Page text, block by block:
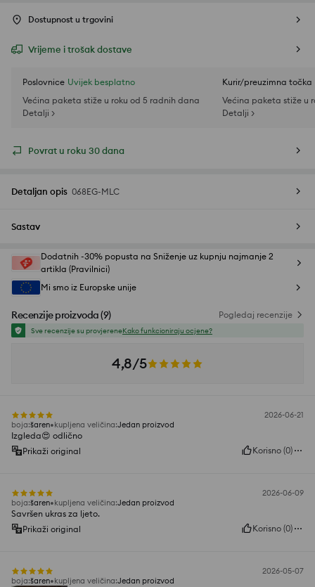
Dostupnost u trgovini
Vrijeme i trošak dostave
Poslovnice Uvijek besplatno
Većina paketa stiže u roku od 5 radnih dana
Detalji >
Kurir/preuzimna točka
Većina paketa stiže u
Detalji >
Povrat u roku 30 dana
Detaljan opis 068EG-MLC
Sastav
Dodatnih -30% popusta na Sniženje uz kupnju najmanje 2
artikla (Pravilnici)
Mi smo iz Europske unije
Recenzije proizvoda(9) Pogledaj recenzije
Sve recenzije su provjereneKako funkcioniraju ocjene?
4,8/5
2026-06-21
boja:šaren kupljena veličina:Jedan proizvod
Izgleda😍 odlično
Prikaži original
Korisno (0)
2026-06-09
boja:šaren kupljena veličina:Jedan proizvod
Savršen ukras za ljeto.
Prikaži original
Korisno (0)
2026-05-07
boja:šaren kupljena veličina:Jedan proizvod